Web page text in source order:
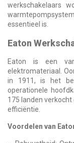
werkschakelaars
essentieel is.
Eaton
Eaton is een
elektromateriaal.
in 1911, is het
operationele
175 landen
efficiëntie.
Voordelen van